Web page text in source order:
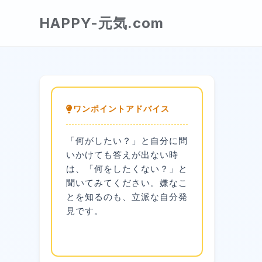
HAPPY-元気.com
ワンポイントアドバイス
「何がしたい？」と自分に問
いかけても答えが出ない時
は、「何をしたくない？」と
聞いてみてください。嫌なこ
とを知るのも、立派な自分発
見です。